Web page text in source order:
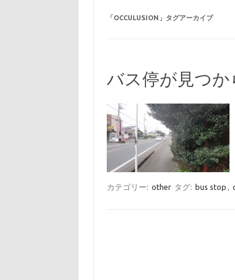
「OCCULUSION 」タグアーカイブ
バス停が見つ
カテゴリー: other タグ: bus stop ,